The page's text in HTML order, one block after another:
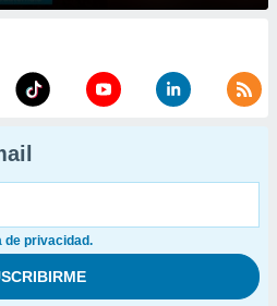
de privacidad.